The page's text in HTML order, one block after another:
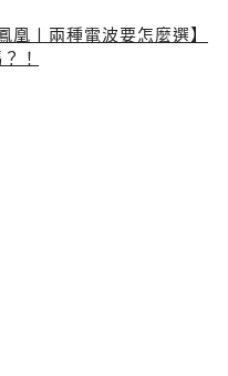
凰〡兩種電波要怎麼選】
！